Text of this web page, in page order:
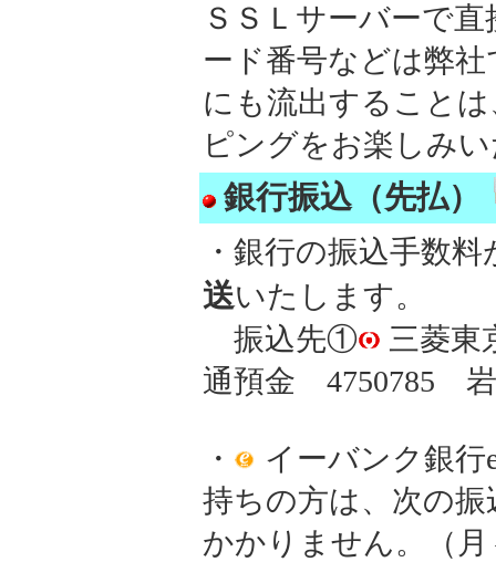
ＳＳＬサーバーで
ード番号などは弊
にも流出すること
ピングをお楽しみ
銀行振込（先払）
・銀行の振込手数
送いたします。
振込先①
三菱
通預金 4750785
・
イーバンク銀
持ちの方は、次の
かかりません。（